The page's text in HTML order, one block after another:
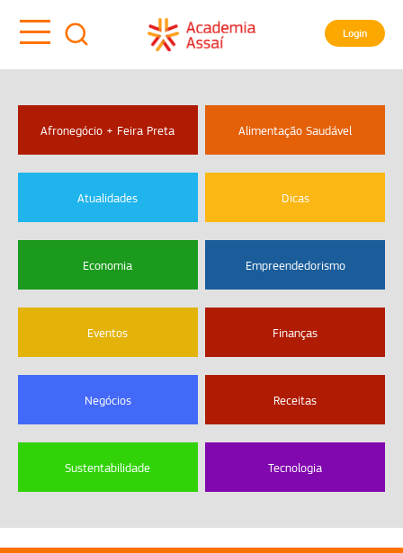
Login
Afronegócio + Feira Preta Alimentação Saudável
Atualidades Dicas
Economia Empreendedorismo
Eventos Finanças
Negócios Receitas
Sustentabilidade Tecnologia